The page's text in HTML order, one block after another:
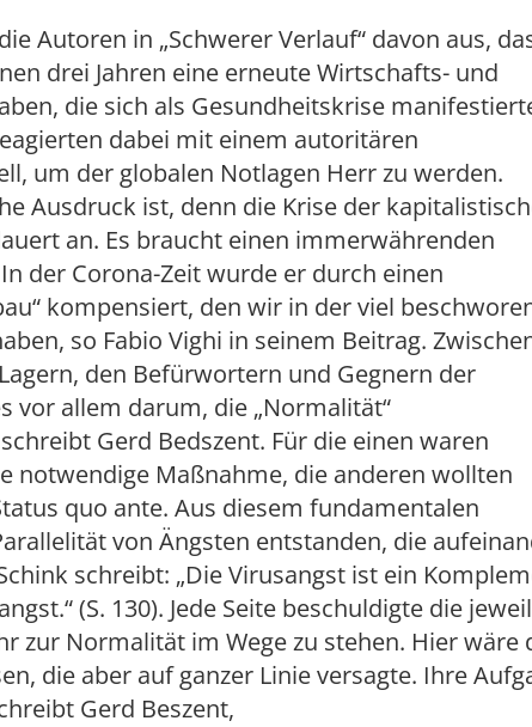
Autoren in „Schwerer Verlauf“ davon aus,
drei Jahren eine erneute Wirtschafts- und
die sich als Gesundheitskrise
dabei mit einem autoritären
um der globalen Notlagen Herr zu werden.
Ausdruck ist, denn die Krise der
an. Es braucht einen immerwährenden
der Corona-Zeit wurde er durch einen
kompensiert, den wir in der viel
so Fabio Vighi in seinem Beitrag.
den Befürwortern und Gegnern der
vor allem darum, die „Normalität“
Gerd Bedszent. Für die einen waren
notwendige Maßnahme, die anderen wollten
quo ante. Aus diesem fundamentalen
von Ängsten entstanden, die
schreibt: „Die Virusangst ist ein
(S. 130). Jede Seite beschuldigte die
zur Normalität im Wege zu stehen. Hier wäre
die aber auf ganzer Linie versagte. Ihre
Gerd Beszent,